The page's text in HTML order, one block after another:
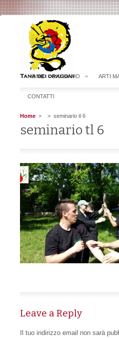
HOME CHI SIAMO ARTI
CONTATTI
Home > > seminario tl 6
seminario tl 6
Leave a Reply
Il tuo indirizzo email non sarà